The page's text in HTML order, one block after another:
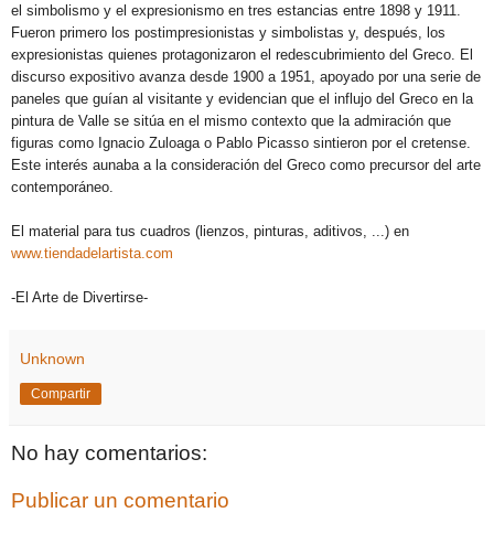
el simbolismo y el expresionismo en tres estancias entre 1898 y 1911.
Fueron primero los postimpresionistas y simbolistas y, después, los
expresionistas quienes protagonizaron el redescubrimiento del Greco.
El
discurso expositivo avanza desde 1900 a 1951, apoyado por una serie de
paneles que guían al visitante y evidencian que el influjo del Greco en la
pintura de Valle se sitúa en el mismo contexto que la admiración que
figuras como Ignacio Zuloaga o Pablo Picasso sintieron por el cretense.
Este interés aunaba a la consideración del Greco como precursor del arte
contemporáneo.
El material para tus cuadros (lienzos, pinturas, aditivos, ...) en
www.tiendadelartista.com
-El Arte de Divertirse-
Unknown
Compartir
No hay comentarios:
Publicar un comentario